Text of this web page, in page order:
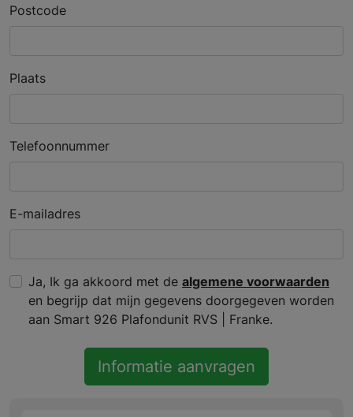
Postcode
Plaats
Telefoonnummer
E-mailadres
Ja, Ik ga akkoord met de algemene voorwaarden
en begrijp dat mijn gegevens doorgegeven worden
aan Smart 926 Plafondunit RVS | Franke.
Informatie aanvragen